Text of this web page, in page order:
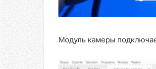
Модуль камеры